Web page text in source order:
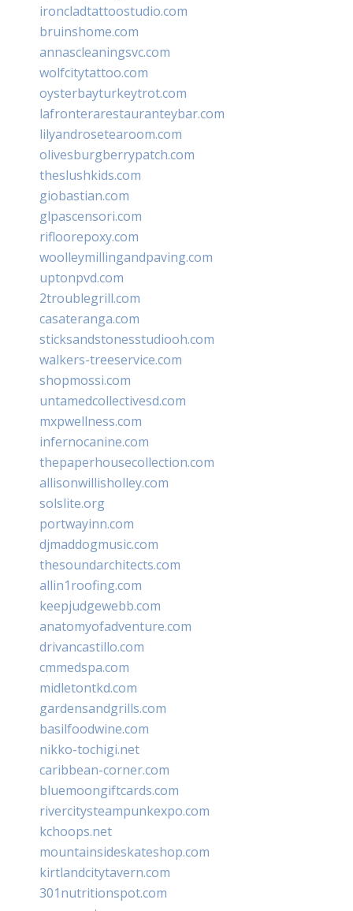
ironcladtattoostudio.com
bruinshome.com
annascleaningsvc.com
wolfcitytattoo.com
oysterbayturkeytrot.com
lafronterarestauranteybar.com
lilyandrosetearoom.com
olivesburgberrypatch.com
theslushkids.com
giobastian.com
glpascensori.com
rifloorepoxy.com
woolleymillingandpaving.com
uptonpvd.com
2troublegrill.com
casateranga.com
sticksandstonesstudiooh.com
walkers-treeservice.com
shopmossi.com
untamedcollectivesd.com
mxpwellness.com
infernocanine.com
thepaperhousecollection.com
allisonwillisholley.com
solslite.org
portwayinn.com
djmaddogmusic.com
thesoundarchitects.com
allin1roofing.com
keepjudgewebb.com
anatomyofadventure.com
drivancastillo.com
cmmedspa.com
midletontkd.com
gardensandgrills.com
basilfoodwine.com
nikko-tochigi.net
caribbean-corner.com
bluemoongiftcards.com
rivercitysteampunkexpo.com
kchoops.net
mountainsideskateshop.com
kirtlandcitytavern.com
301nutritionspot.com